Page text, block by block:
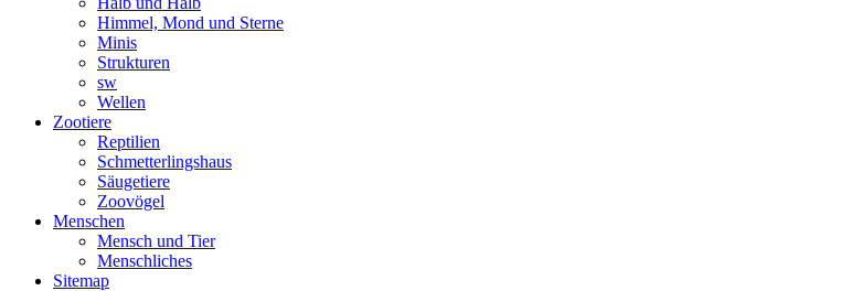
Himmel, Mond und Sterne
Minis
Strukturen
sw
Wellen
Zootiere
Reptilien
Schmetterlingshaus
Säugetiere
Zoovögel
Menschen
Mensch und Tier
Menschliches
Sitemap